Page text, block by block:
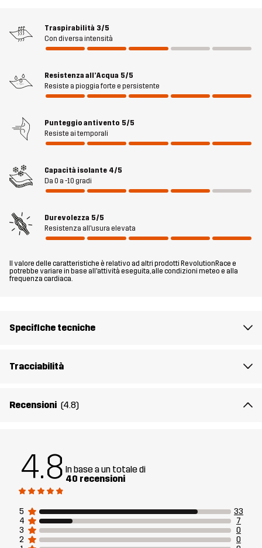
Materiale 2
100% Poliestere
Materiale 3 100% Poliestere (Riciclato)
Fodera 100% Poliestere
Membrana
Colonna d'acqua: 20 000 mm
Traspirabilità: 10 000 g/m²/24h
Peso 217g
Numero di
Traspirabilità 3/5
Con diversa intensità
Resistenza all’Acqua 5/5
Resiste a pioggia forte e persistente
Punteggio antivento 5/5
Resiste ai temporali
Capacità isolante 4/5
Da 0 a -10 gradi
Durevolezza 5/5
Resistenza all'usura elevata
Il valore delle caratteristiche è relativo ad altri prodotti RevolutionRace e
potrebbe variare in base all'attività eseguita, alle condizioni meteo e alla
frequenza cardiaca.
Specifiche tecniche
Tracciabilità
Recensioni (4.8)
4.8 In base a un totale di
40 recensioni
5
33
4
7
3
0
2
0